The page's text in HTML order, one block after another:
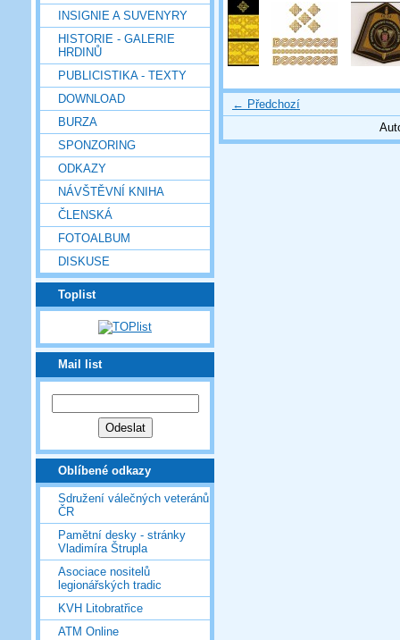
INSIGNIE A SUVENYRY
HISTORIE - GALERIE
HRDINŮ
PUBLICISTIKA - TEXTY
DOWNLOAD
BURZA
SPONZORING
ODKAZY
NÁVŠTĚVNÍ KNIHA
ČLENSKÁ
FOTOALBUM
DISKUSE
Toplist
Mail list
Oblíbené odkazy
Sdružení válečných veteránů
ČR
Pamětní desky - stránky
Vladimíra Štrupla
Asociace nositelů
legionářských tradic
KVH Litobratřice
ATM Online
← Předchozí